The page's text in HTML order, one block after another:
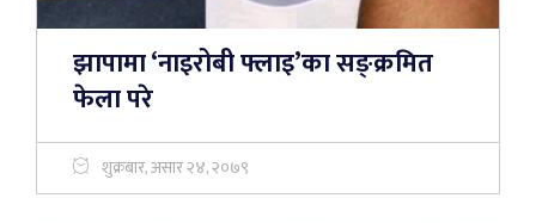
झापामा ‘नाइरोबी फ्लाइ’का सङ्क्रमित
फेला परे
शुक्रबार, असार २४, २०७९